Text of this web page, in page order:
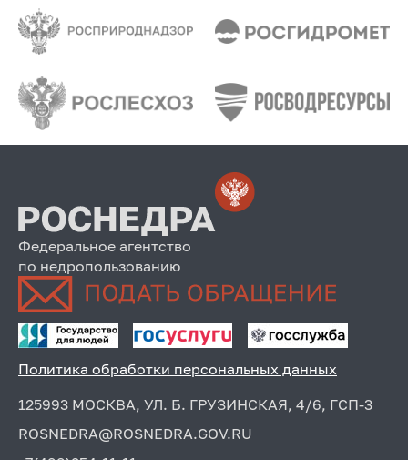
Федеральное агентство
по недропользованию
Политика обработки персональных данных
125993 МОСКВА, УЛ. Б. ГРУЗИНСКАЯ, 4/6, ГСП-3
ROSNEDRA@ROSNEDRA.GOV.RU